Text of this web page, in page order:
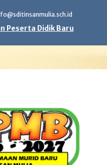
Peserta Didik Baru